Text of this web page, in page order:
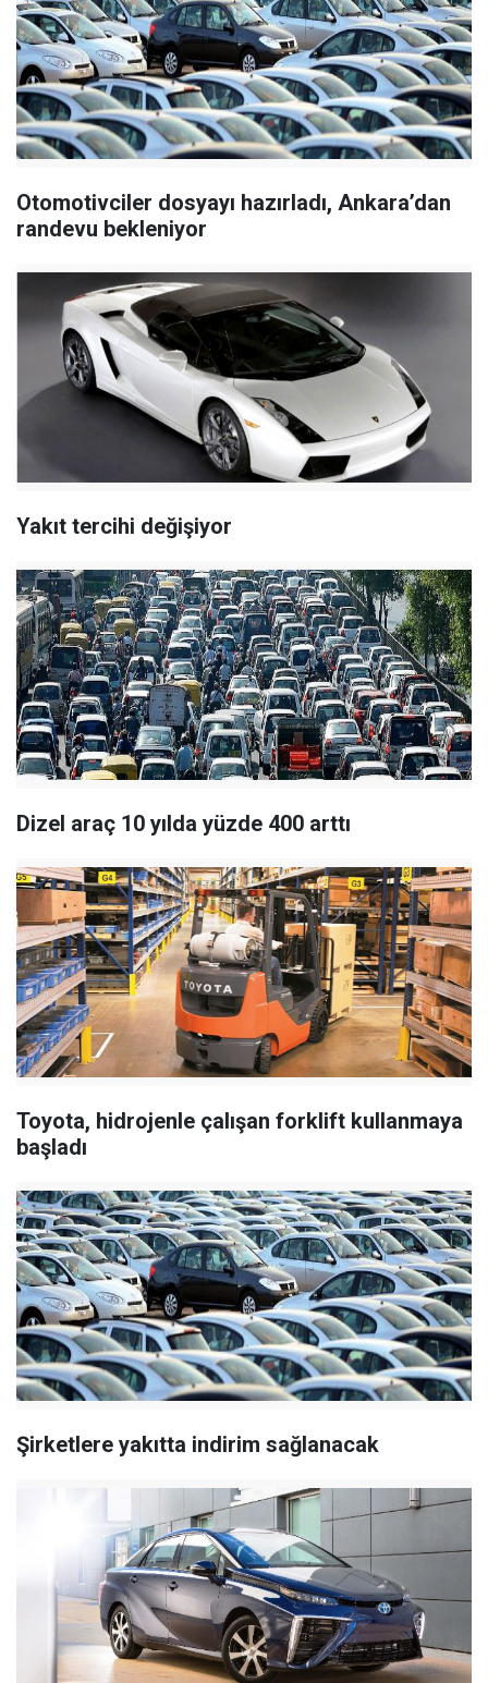
Otomotivciler dosyayı hazırladı, Ankara’dan
randevu bekleniyor
Yakıt tercihi değişiyor
Dizel araç 10 yılda yüzde 400 arttı
Toyota, hidrojenle çalışan forklift kullanmaya
başladı
Şirketlere yakıtta indirim sağlanacak